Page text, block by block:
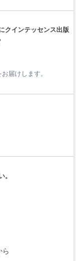
クインテッセンス出版
届けします。
。
ら